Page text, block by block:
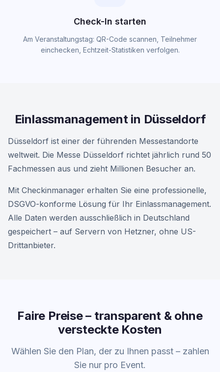
Check-In starten
Am Veranstaltungstag: QR-Code scannen, Teilnehmer
einchecken, Echtzeit-Statistiken verfolgen.
Einlassmanagement in Düsseldorf
Düsseldorf ist einer der führenden Messestandorte
weltweit. Die Messe Düsseldorf richtet jährlich rund 50
Fachmessen aus und zieht Millionen Besucher an.
Mit Checkinmanager erhalten Sie eine professionelle,
DSGVO-konforme Lösung für Ihr Einlassmanagement.
Alle Daten werden ausschließlich in Deutschland
gespeichert – auf Servern von Hetzner, ohne US-
Drittanbieter.
Faire Preise – transparent & ohne
versteckte Kosten
Wählen Sie den Plan, der zu Ihnen passt – zahlen
Sie nur pro Event.